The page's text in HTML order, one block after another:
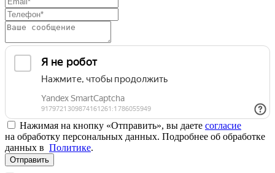
Нажимая на кнопку «Отправить», вы даете согласие
на обработку персональных данных. Подробнее об обработке
данных в Политике.
Отправить